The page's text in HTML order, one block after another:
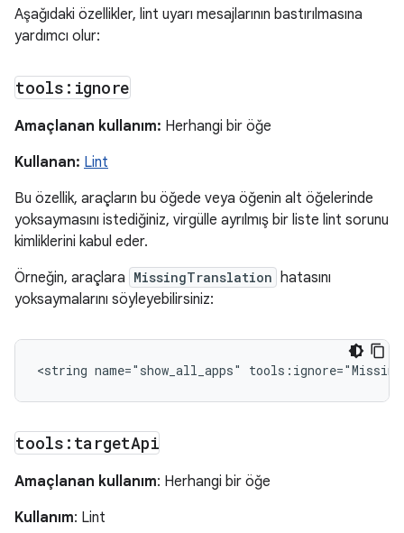
Aşağıdaki özellikler, lint uyarı mesajlarının bastırılmasına
yardımcı olur:
tools:ignore
Amaçlanan kullanım: Herhangi bir öğe
Kullanan: Lint
Bu özellik, araçların bu öğede veya öğenin alt öğelerinde
yoksaymasını istediğiniz, virgülle ayrılmış bir liste lint sorunu
kimliklerini kabul eder.
Örneğin, araçlara MissingTranslation hatasını
yoksaymalarını söyleyebilirsiniz:
<string name="show_all_apps"
tools:targetApi
Amaçlanan kullanım: Herhangi bir öğe
Kullanım: Lint